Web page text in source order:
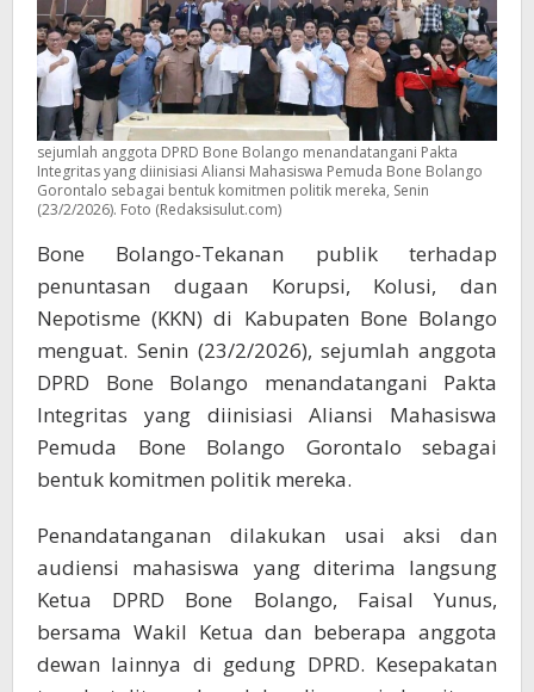
sejumlah anggota DPRD Bone Bolango menandatangani Pakta
Integritas yang diinisiasi Aliansi Mahasiswa Pemuda Bone Bolango
Gorontalo sebagai bentuk komitmen politik mereka, Senin
(23/2/2026). Foto (Redaksisulut.com)
Bone Bolango-Tekanan publik terhadap
penuntasan dugaan Korupsi, Kolusi, dan
Nepotisme (KKN) di Kabupaten Bone Bolango
menguat. Senin (23/2/2026), sejumlah anggota
DPRD Bone Bolango menandatangani Pakta
Integritas yang diinisiasi Aliansi Mahasiswa
Pemuda Bone Bolango Gorontalo sebagai
bentuk komitmen politik mereka.
Penandatanganan dilakukan usai aksi dan
audiensi mahasiswa yang diterima langsung
Ketua DPRD Bone Bolango, Faisal Yunus,
bersama Wakil Ketua dan beberapa anggota
dewan lainnya di gedung DPRD. Kesepakatan